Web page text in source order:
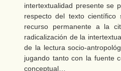
intertextualidad presente se
respecto del texto científico
recurso permanente a la
radicalización de la
de la lectura socio-
jugando tanto con la fuente
conceptual…